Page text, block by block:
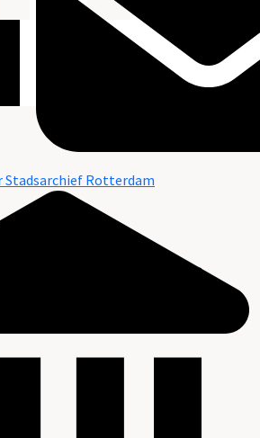
Stadsarchief Rotterdam